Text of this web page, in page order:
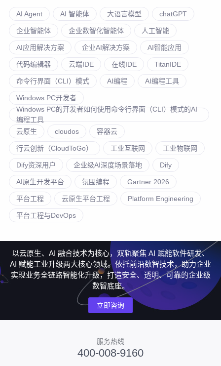
AI Agent AI 智能体 大语言模型 chatGPT
企业智能体 企业数智化智能体 人工智能
AI应用解决方案 企业AI解决方案 AI智能应用
代码编辑器 云端IDE 在线IDE TitanIDE
命令行界面（CLI）模式 AI编程 AI编程工具
Windows PC开发者
Windows PC的开发者如何使用命令行界面（CLI）模式的AI
编程工具
云原生
cloudos 容器云
行云创新（CloudToGo） 工业互联网 工业物联网
Dify资深用户 企业级AI深度场景落地 Dify
AI原生开发平台 氛围编程 Gartner 2026
平台工程 云原生平台工程 Platform Engineering
平台工程与DevOps
以云原生、AI 融合技术为核心，双轨聚焦 AI 赋能软件研发、
AI 赋能工业升级两大核心领域。依托前沿数智技术，助力企业
实现业务全链路智能化升级，打造安全、透明、可靠的企业级
数智底座。
立即咨询
服务热线
400-008-9160